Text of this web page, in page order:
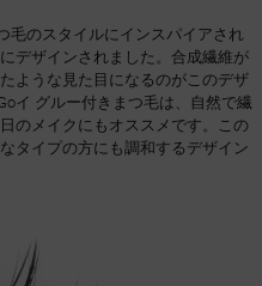
毛のスタイルにインスパイアされ
デザインされました。合成繊維が
ような見た目になるのがこのデザ
イ グルー付きまつ毛は、自然で繊
のメイクにもオススメです。この
タイプの方にも調和するデザイン